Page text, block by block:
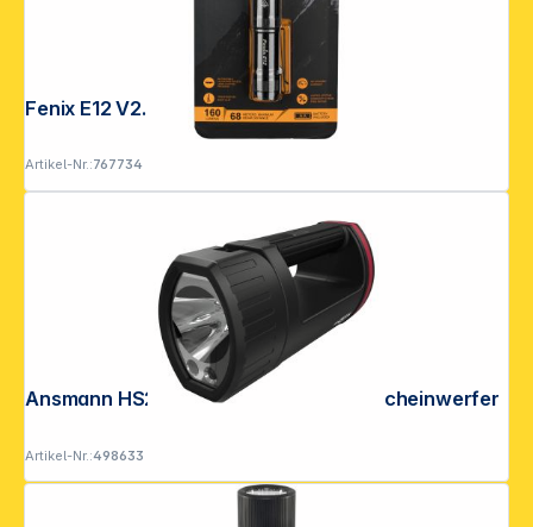
Fenix E12 V2.0 160 lm Taschenlampe
Artikel-Nr.:767734
Ansmann HS20R Pro LED-Profi-Handscheinwerfer
Artikel-Nr.:498633